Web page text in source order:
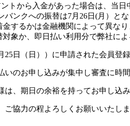
トから入金があった場合は、当日
ンクへの振替は7月26日(月）とな
するかは金融機関によって異なり
象か、即日払い利用分で弊社に
25日（日））に申請された会員登
いのお申し込みが集中し審査に時
、期日の余裕を持ってお申し込
協力の程よろしくお願いいたしま